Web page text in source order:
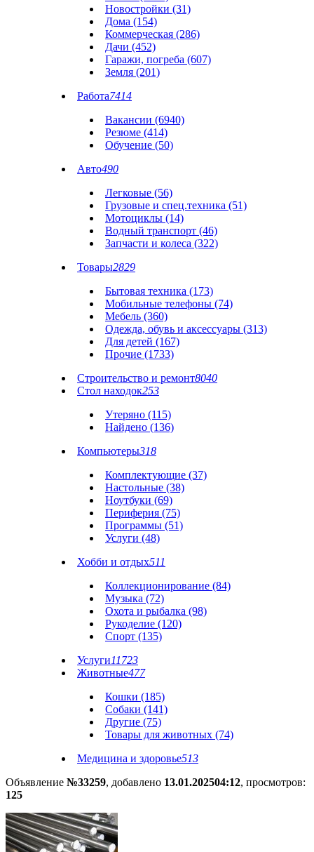
Новостройки (31)
Дома (154)
Коммерческая (286)
Дачи (452)
Гаражи, погреба (607)
Земля (201)
Работа7414
Вакансии (6940)
Резюме (414)
Обучение (50)
Авто490
Легковые (56)
Грузовые и спец.техника (51)
Мотоциклы (14)
Водный транспорт (46)
Запчасти и колеса (322)
Товары2829
Бытовая техника (173)
Мобильные телефоны (74)
Мебель (360)
Одежда, обувь и аксессуары (313)
Для детей (167)
Прочие (1733)
Строительство и ремонт8040
Стол находок253
Утеряно (115)
Найдено (136)
Компьютеры318
Комплектующие (37)
Настольные (38)
Ноутбуки (69)
Периферия (75)
Программы (51)
Услуги (48)
Хобби и отдых511
Коллекционирование (84)
Музыка (72)
Охота и рыбалка (98)
Рукоделие (120)
Спорт (135)
Услуги11723
Животные477
Кошки (185)
Собаки (141)
Другие (75)
Товары для животных (74)
Медицина и здоровье513
Объявление №33259, добавлено 13.01.202504:12, просмотров:
125